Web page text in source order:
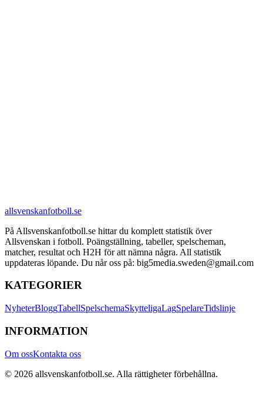
allsvenskanfotboll.se
På Allsvenskanfotboll.se hittar du komplett statistik över
Allsvenskan i fotboll. Poängställning, tabeller, spelscheman,
matcher, resultat och H2H för att nämna några. All statistik
uppdateras löpande. Du når oss på: big5media.sweden@gmail.com
KATEGORIER
NyheterBloggTabellSpelschemaSkytteligaLagSpelareTidslinje
INFORMATION
Om ossKontakta oss
© 2026 allsvenskanfotboll.se. Alla rättigheter förbehållna.